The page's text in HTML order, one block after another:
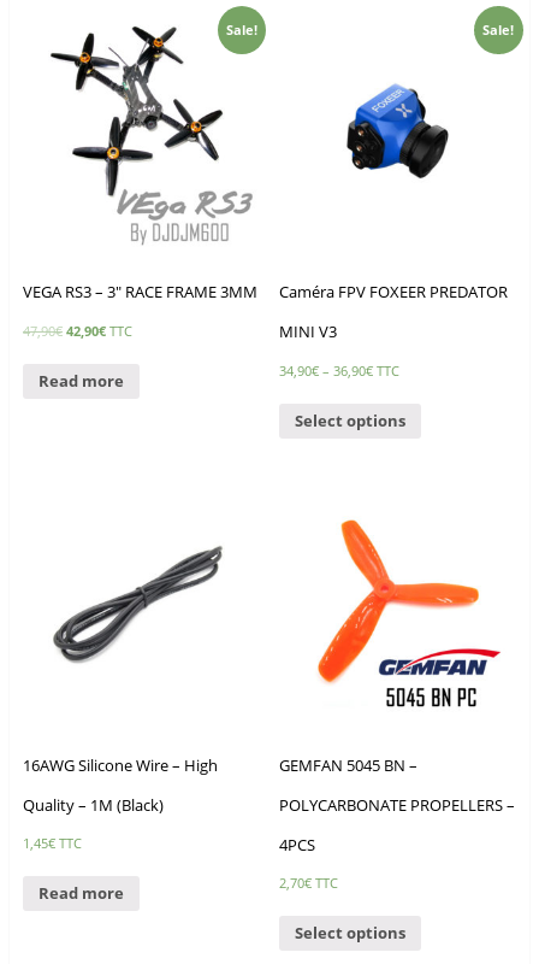
Sale!
VEGA RS3 – 3″ RACE FRAME 3MM
47,90€ 42,90€ TTC
Read more
Sale!
Caméra FPV FOXEER PREDATOR
MINI V3
34,90€ – 36,90€ TTC
Select options
16AWG Silicone Wire – High
Quality – 1M (Black)
1,45€ TTC
Read more
GEMFAN 5045 BN –
POLYCARBONATE PROPELLERS –
4PCS
2,70€ TTC
Select options